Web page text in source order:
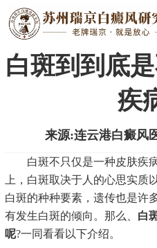
医院新闻 |
白斑到到底
疾
来源:连云港白癜风
白斑不只仅是一种皮肤疾病
上，白斑取决于人的心思实质
白斑的种种要素，遗传也是许
有发生白斑的倾向。那么、 白
呢?一同看看以下介绍。